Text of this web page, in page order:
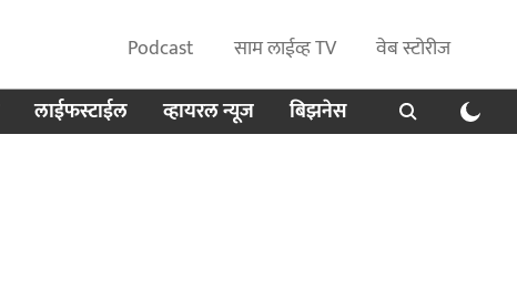
Podcast साम लाईव्ह TV
वेब स्टोरीज
लाईफस्टाईल व्हायरल न्यूज बिझनेस